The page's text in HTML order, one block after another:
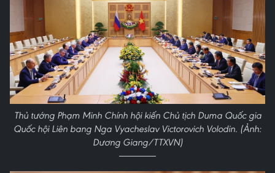
Thủ tướng Phạm Minh Chính hội kiến Chủ tịch Duma Quốc gia
Quốc hội Liên bang Nga Vyacheslav Victorovich Volodin. (Ảnh:
Dương Giang/TTXVN)